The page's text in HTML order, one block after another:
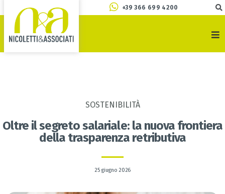
+39 366 699 4200
SOSTENIBILITÀ
Oltre il segreto salariale: la nuova frontiera
della trasparenza retributiva
25 giugno 2026